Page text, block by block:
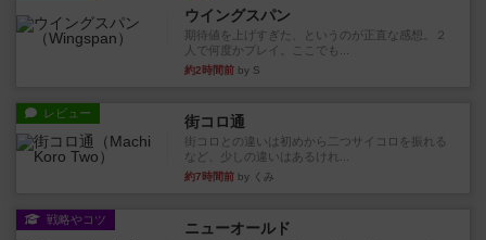
ウイングスパン
期待値を上げすぎた、というのが正直な感想。２
人で何度かプレイ。ここでも...
約2時間前 by S
レビュー 街コロ通
街コロとの違いは初めから二つサイコロを振れる
など、少しの違いはあるけれ...
約7時間前 by くみ
戦略やコツ ニューオールド